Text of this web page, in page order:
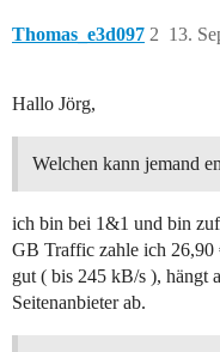
Thomas_e3d097 13.
2
Hallo Jörg,
Welchen kann jemand
ich bin bei 1&1 und bin
GB Traffic zahle ich 26,90
gut ( bis 245 kB/s ), hängt
Seitenanbieter ab.